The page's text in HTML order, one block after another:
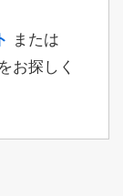
または
お探しく